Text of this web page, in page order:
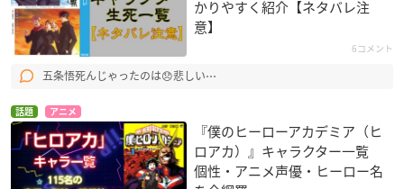
かりやすく紹介【ネタバレ注
意】
6コメント
五条悟死んじゃったのは😞悲しい⋯
話題 アニメ
『僕のヒーローアカデミア（ヒ
ロアカ）』キャラクター一覧
個性・アニメ声優・ヒーロー名